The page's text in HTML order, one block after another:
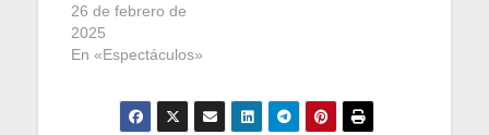
26 de febrero de
2025
En «Espectáculos»